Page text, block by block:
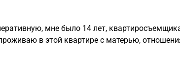
мне было 14 лет,
в этой квартире с матерью,
чуть что бежит к председателю. Я инвалид